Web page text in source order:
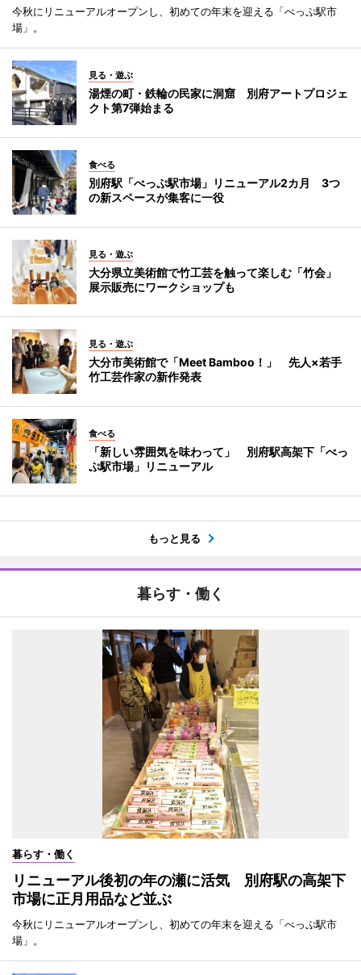
今秋にリニューアルオープンし、初めての年末を迎える「べっぷ駅市
場」。
見る・遊ぶ
湯煙の町・鉄輪の民家に洞窟 別府アートプロジェ
クト第7弾始まる
食べる
別府駅「べっぷ駅市場」リニューアル2カ月 3つ
の新スペースが集客に一役
見る・遊ぶ
大分県立美術館で竹工芸を触って楽しむ「竹会」
展示販売にワークショップも
見る・遊ぶ
大分市美術館で「Meet Bamboo！」 先人×若手
竹工芸作家の新作発表
食べる
「新しい雰囲気を味わって」 別府駅高架下「べっ
ぷ駅市場」リニューアル
もっと見る
暮らす・働く
暮らす・働く
リニューアル後初の年の瀬に活気 別府駅の高架下
市場に正月用品など並ぶ
今秋にリニューアルオープンし、初めての年末を迎える「べっぷ駅市
場」。